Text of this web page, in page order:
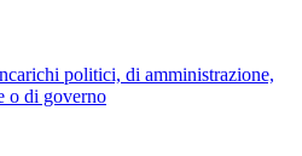
politici, di amministrazione,
o di governo